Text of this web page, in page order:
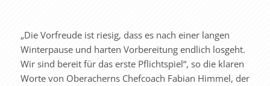
„Die Vorfreude ist riesig, dass es nach einer langen
Winterpause und harten Vorbereitung endlich losgeht.
Wir sind bereit für das erste Pflichtspiel“, so die klaren
Worte von Oberacherns Chefcoach Fabian Himmel, der